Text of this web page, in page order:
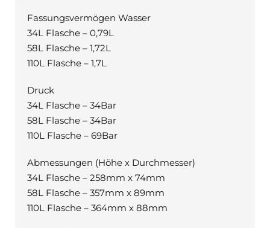
Fassungsvermögen Wasser
34L Flasche – 0,79L
58L Flasche – 1,72L
110L Flasche – 1,7L
Druck
34L Flasche – 34Bar
58L Flasche – 34Bar
110L Flasche – 69Bar
Abmessungen (Höhe x Durchmesser)
34L Flasche – 258mm x 74mm
58L Flasche – 357mm x 89mm
110L Flasche – 364mm x 88mm